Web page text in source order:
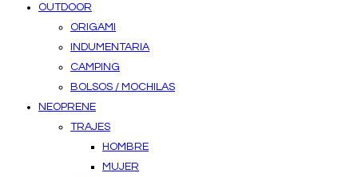
OUTDOOR
ORIGAMI
INDUMENTARIA
CAMPING
BOLSOS / MOCHILAS
NEOPRENE
TRAJES
HOMBRE
MUJER